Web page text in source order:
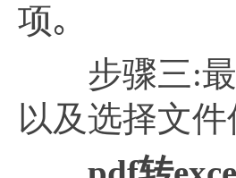
项｡
步骤三:最
以及选择文